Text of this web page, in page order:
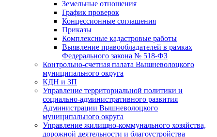
Земельные отношения
График проверок
Концессионные соглашения
Приказы
Комплексные кадастровые работы
Выявление правообладателей в рамках
Федерального закона № 518-ФЗ
Контрольно-счетная палата Вышневолоцкого
муниципального округа
КДН и ЗП
Управление территориальной политики и
социально-административного развития
Администрации Вышневолоцкого
муниципального округа
Управление жилищно-коммунального хозяйства,
дорожной деятельности и благоустройства